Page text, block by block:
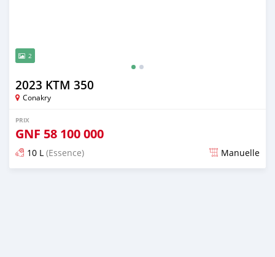
2
2023 KTM 350
Conakry
PRIX
GNF 58 100 000
10 L (Essence) Manuelle